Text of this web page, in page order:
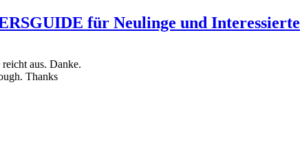
für Neulinge und Interessierte
aus. Danke.
Thanks